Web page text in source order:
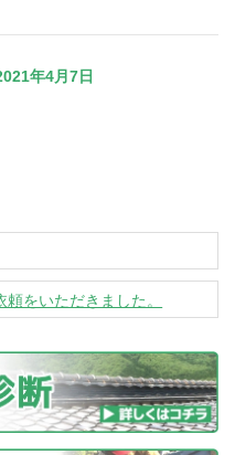
年4月7日
をいただきました。